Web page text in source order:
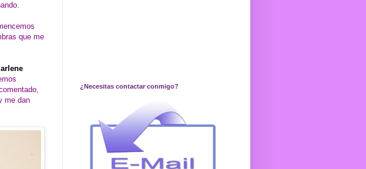
que me
me dan
¿Necesitas contactar conmigo?